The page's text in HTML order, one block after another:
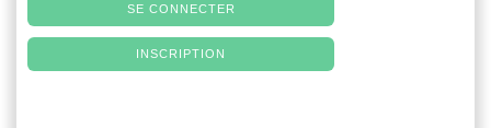
SE CONNECTER
INSCRIPTION